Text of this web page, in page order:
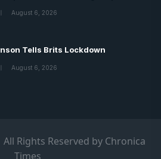
August 6, 2026
Tells Brits Lockdown
August 6, 2026
Rights Reserved by Chronica
Times